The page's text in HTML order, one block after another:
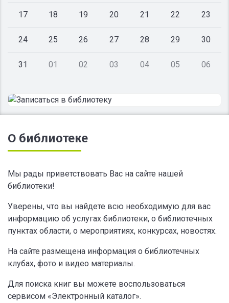
17 18 19 20 21 22 23
24 25 26 27 28 29 30
31 01 02 03 04 05 06
О библиотеке
Мы рады приветствовать Вас на сайте нашей
библиотеки!
Уверены, что вы найдете всю необходимую для вас
информацию об услугах библиотеки, о библиотечных
пунктах области, о мероприятиях, конкурсах, новостях.
На сайте размещена информация о библиотечных
клубах, фото и видео материалы.
Для поиска книг вы можете воспользоваться
сервисом «Электронный каталог».